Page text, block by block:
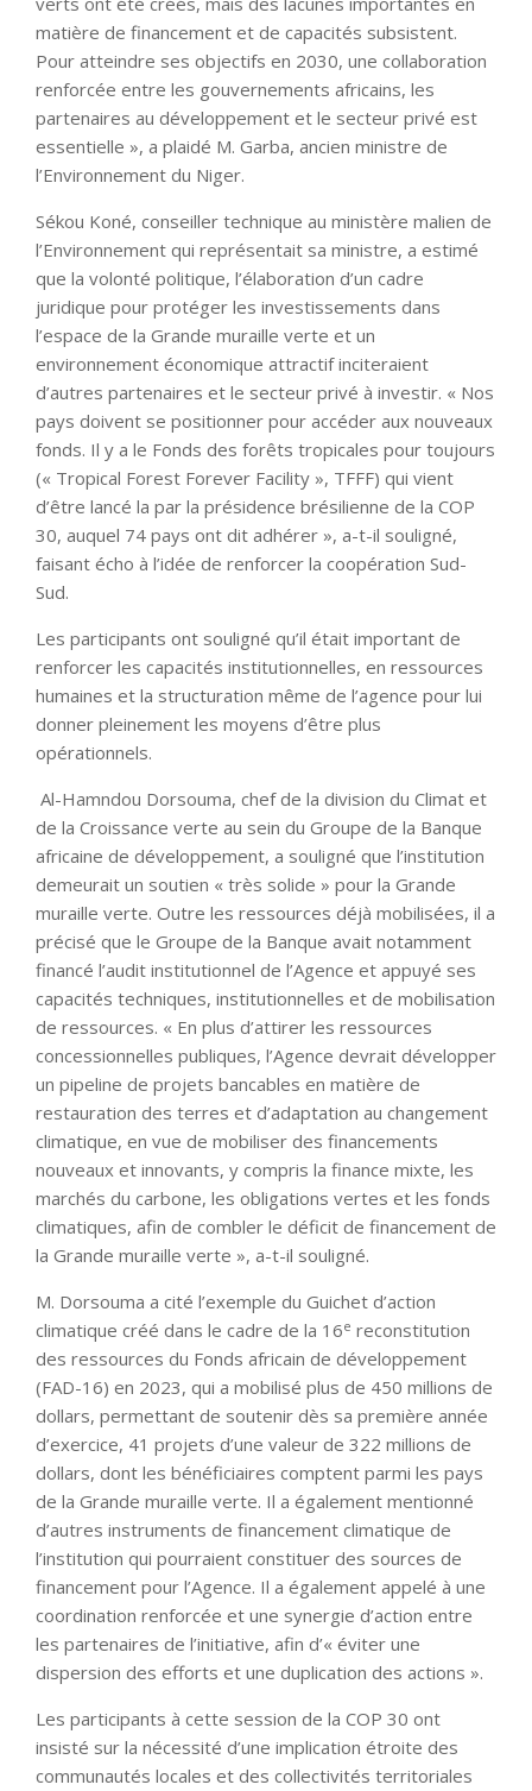
matière de financement et de capacités subsistent.
Pour atteindre ses objectifs en 2030, une collaboration
renforcée entre les gouvernements africains, les
partenaires au développement et le secteur privé est
essentielle », a plaidé M. Garba, ancien ministre de
l’Environnement du Niger.
Sékou Koné, conseiller technique au ministère malien de
l’Environnement qui représentait sa ministre, a estimé
que la volonté politique, l’élaboration d’un cadre
juridique pour protéger les investissements dans
l’espace de la Grande muraille verte et un
environnement économique attractif inciteraient
d’autres partenaires et le secteur privé à investir. « Nos
pays doivent se positionner pour accéder aux nouveaux
fonds. Il y a le Fonds des forêts tropicales pour toujours
(« Tropical Forest Forever Facility », TFFF) qui vient
d’être lancé la par la présidence brésilienne de la COP
30, auquel 74 pays ont dit adhérer », a-t-il souligné,
faisant écho à l’idée de renforcer la coopération Sud-
Sud.
Les participants ont souligné qu’il était important de
renforcer les capacités institutionnelles, en ressources
humaines et la structuration même de l’agence pour lui
donner pleinement les moyens d’être plus
opérationnels.
Al-Hamndou Dorsouma, chef de la division du Climat et
de la Croissance verte au sein du Groupe de la Banque
africaine de développement, a souligné que l’institution
demeurait un soutien « très solide » pour la Grande
muraille verte. Outre les ressources déjà mobilisées, il a
précisé que le Groupe de la Banque avait notamment
financé l’audit institutionnel de l’Agence et appuyé ses
capacités techniques, institutionnelles et de mobilisation
de ressources. « En plus d’attirer les ressources
concessionnelles publiques, l’Agence devrait développer
un pipeline de projets bancables en matière de
restauration des terres et d’adaptation au changement
climatique, en vue de mobiliser des financements
nouveaux et innovants, y compris la finance mixte, les
marchés du carbone, les obligations vertes et les fonds
climatiques, afin de combler le déficit de financement de
la Grande muraille verte », a-t-il souligné.
M. Dorsouma a cité l’exemple du Guichet d’action
climatique créé dans le cadre de la 16e reconstitution
des ressources du Fonds africain de développement
(FAD-16) en 2023, qui a mobilisé plus de 450 millions de
dollars, permettant de soutenir dès sa première année
d’exercice, 41 projets d’une valeur de 322 millions de
dollars, dont les bénéficiaires comptent parmi les pays
de la Grande muraille verte. Il a également mentionné
d’autres instruments de financement climatique de
l’institution qui pourraient constituer des sources de
financement pour l’Agence. Il a également appelé à une
coordination renforcée et une synergie d’action entre
les partenaires de l’initiative, afin d’« éviter une
dispersion des efforts et une duplication des actions ».
Les participants à cette session de la COP 30 ont
insisté sur la nécessité d’une implication étroite des
communautés locales et des collectivités territoriales